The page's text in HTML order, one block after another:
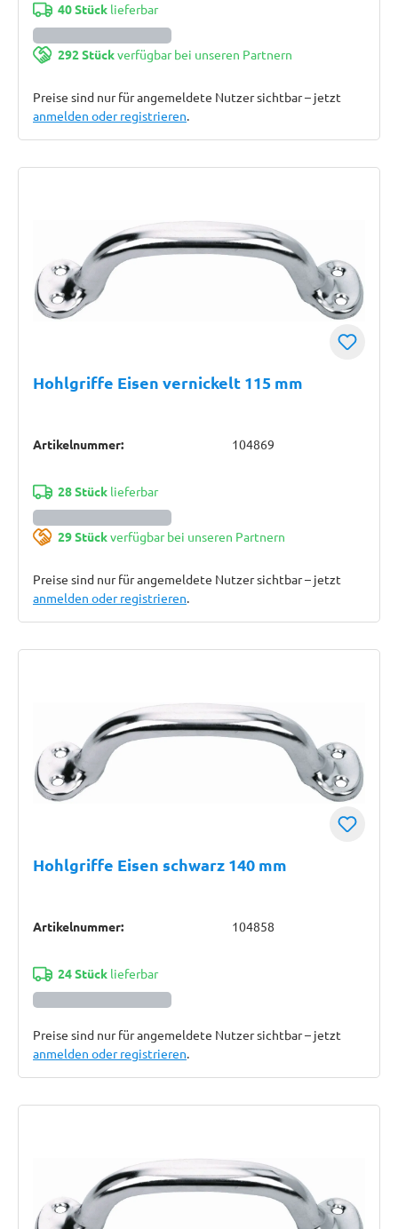
40 Stücklieferbar
292 Stückverfügbar bei unseren Partnern
Preise sind nur für angemeldete Nutzer sichtbar – jetzt
anmelden oder registrieren.
Hohlgriffe Eisen vernickelt 115 mm
Artikelnummer: 104869
28 Stücklieferbar
29 Stückverfügbar bei unseren Partnern
Preise sind nur für angemeldete Nutzer sichtbar – jetzt
anmelden oder registrieren.
Hohlgriffe Eisen schwarz 140 mm
Artikelnummer: 104858
24 Stücklieferbar
Preise sind nur für angemeldete Nutzer sichtbar – jetzt
anmelden oder registrieren.